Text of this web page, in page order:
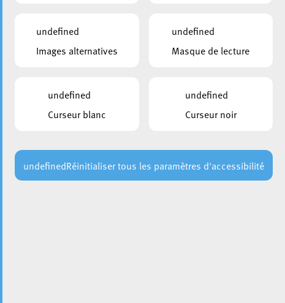
undefined
Images alternatives
undefined
Masque de lecture
undefined
Curseur blanc
undefined
Curseur noir
undefinedRéinitialiser tous les paramètres d'accessibilité